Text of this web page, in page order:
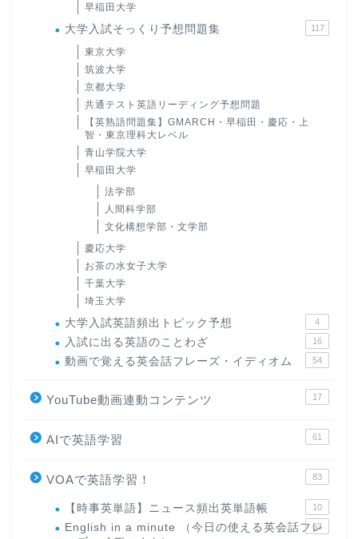
早稲田大学
大学入試そっくり予想問題集 117
東京大学
筑波大学
京都大学
共通テスト英語リーディング予想問題
【英熟語問題集】GMARCH・早稲田・慶応・上
智・東京理科大レベル
青山学院大学
早稲田大学
法学部
人間科学部
文化構想学部・文学部
慶応大学
お茶の水女子大学
千葉大学
埼玉大学
大学入試英語頻出トピック予想 4
入試に出る英語のことわざ 16
動画で覚える英会話フレーズ・イディオム 54
YouTube動画連動コンテンツ 17
AIで英語学習 61
VOAで英語学習！ 83
【時事英単語】ニュース頻出英単語帳 10
English in a minute （今日の使える英会話フレ
63